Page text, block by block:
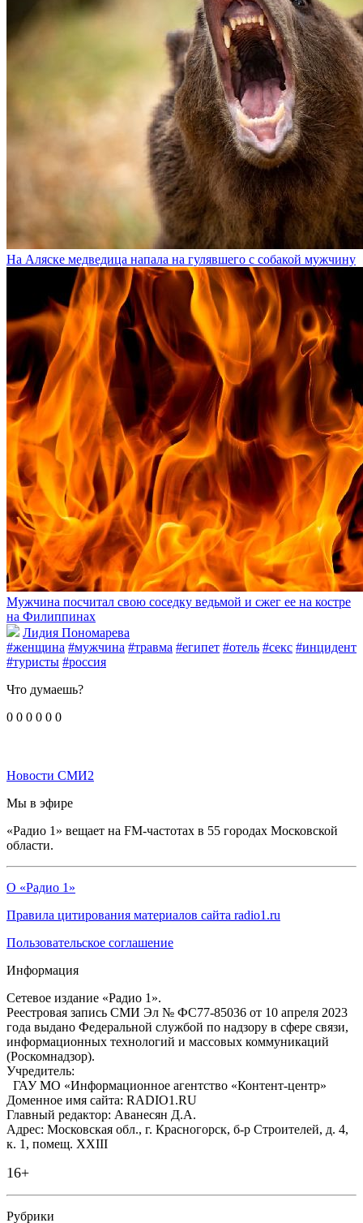
На Аляске медведица напала на гулявшего с собакой мужчину
Мужчина посчитал свою соседку ведьмой и сжег ее на костре
на Филиппинах
Лидия Пономарева
#женщина #мужчина #травма #египет #отель #секс #инцидент
#туристы #россия
Что думаешь?
0 0 0 0 0 0
Новости СМИ2
Мы в эфире
«Радио 1» вещает на FM-частотах в 55 городах Московской
области.
О «Радио 1»
Правила цитирования материалов сайта radio1.ru
Пользовательское соглашение
Информация
Сетевое издание «Радио 1».
Реестровая запись СМИ Эл № ФС77-85036 от 10 апреля 2023
года выдано Федеральной службой по надзору в сфере связи,
информационных технологий и массовых коммуникаций
(Роскомнадзор).
Учредитель:
ГАУ МО «Информационное агентство «Контент-центр»
Доменное имя сайта: RADIO1.RU
Главный редактор: Аванесян Д.А.
Адрес: Московская обл., г. Красногорск, б-р Строителей, д. 4,
к. 1, помещ. XXIII
16+
Рубрики